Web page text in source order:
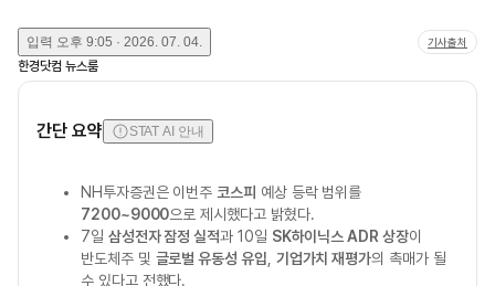
입력 오후 9:05 · 2026. 07. 04. 기사출처
한경닷컴 뉴스룸
간단 요약 STAT AI 안내
NH투자증권은 이번주 코스피 예상 등락 범위를
7200~9000으로 제시했다고 밝혔다.
7일 삼성전자 잠정 실적과 10일 SK하이닉스 ADR 상장이
반도체주 및 글로벌 유동성 유입 기업가치 재평가의 촉매가 될
수 있다고 전했다.